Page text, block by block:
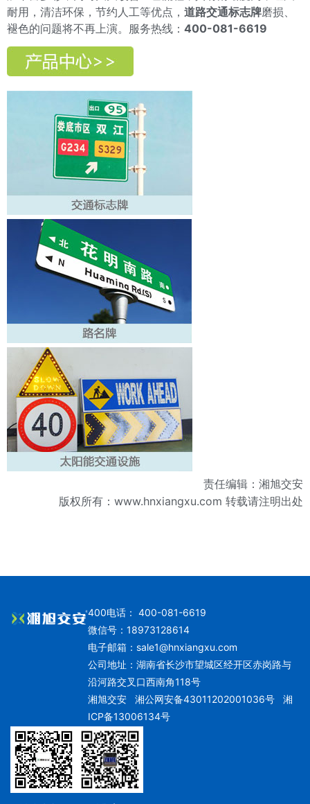
耐用，清洁环保，节约人工等优点， 道路交通标志牌磨损、
褪色的问题将不再上演。服务热线： 400-081-6619
责任编辑：湘旭交安
版权所有： www.hnxiangxu.com 转载请注明出处
400电话： 400-081-6619
微信号：18973128614
电子邮箱： sale1@hnxiangxu.com
公司地址：湖南省长沙市望城区经开区赤岗路与
沿河路交叉口西南角118号
湘旭交安湘公网安备43011202001036号
湘
ICP备13006134号